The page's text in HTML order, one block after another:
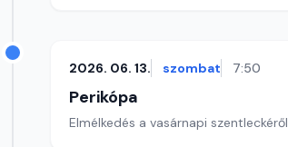
2026. 06. 13. szombat 7:50
Perikópa
Elmélkedés a vasárnapi szentleckéről